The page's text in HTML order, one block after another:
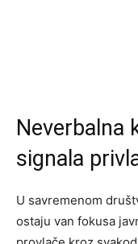
Neverbalna
signala
U savremenom
ostaju van fokusa